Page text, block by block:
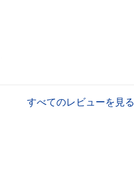
すべてのレビューを見る